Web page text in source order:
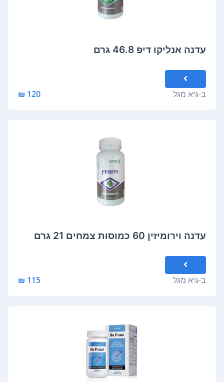
עדנה אנליקו דיפ 46.8 גרם
ב-גיא מגל 120 ₪
עדנה וירומיזין 60 כמוסות צמחים 21 גרם
ב-גיא מגל 115 ₪